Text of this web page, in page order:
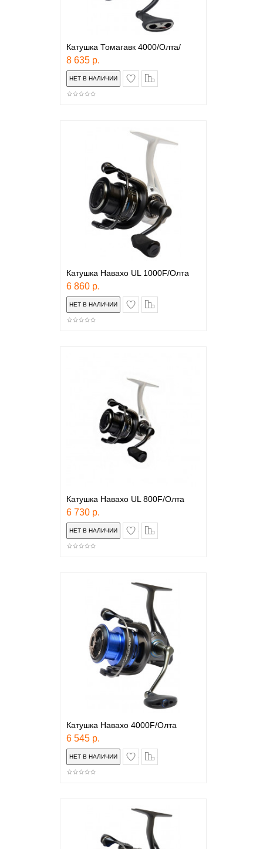
Катушка Томагавк 4000/Олта/
8 635 р.
в закладки
Катушка Навахо UL 1000F/Олта
6 860 р.
в закладки
Катушка Навахо UL 800F/Олта
6 730 р.
в закладки
Катушка Навахо 4000F/Олта
6 545 р.
в закладки